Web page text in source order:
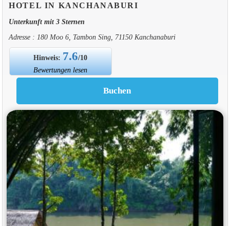
HOTEL IN KANCHANABURI
Unterkunft mit 3 Sternen
Adresse : 180 Moo 6, Tambon Sing, 71150 Kanchanaburi
Hinweis: 7.6/10
Bewertungen lesen